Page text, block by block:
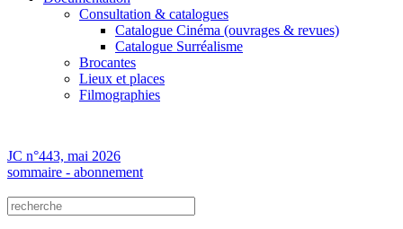
Consultation & catalogues
Catalogue Cinéma (ouvrages & revues)
Catalogue Surréalisme
Brocantes
Lieux et places
Filmographies
JC n°443, mai 2026
sommaire - abonnement